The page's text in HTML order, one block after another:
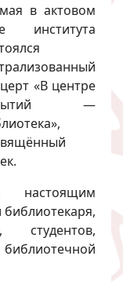
в актовом
института
«В центре
—
настоящим
студентов,